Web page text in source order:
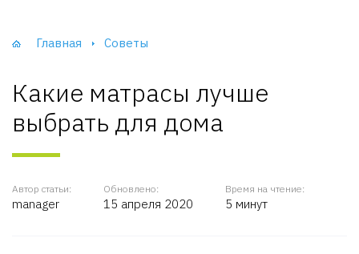
Главная Советы
Какие матрасы лучше
выбрать для дома
Автор статьи:
manager
Обновлено:
15 апреля 2020
Время на чтение:
5 минут